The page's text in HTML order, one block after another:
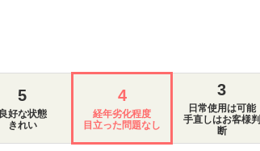
5
良好な状態
きれい
4
経年劣化程度
目立った問題なし
3
日常使用は可能
手直しはお客様判
断